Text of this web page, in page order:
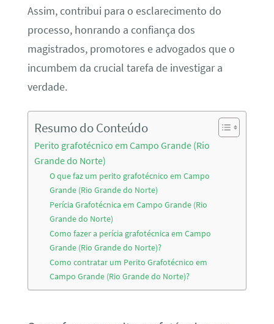
Assim, contribui para o esclarecimento do
processo, honrando a confiança dos
magistrados, promotores e advogados que o
incumbem da crucial tarefa de investigar a
verdade.
Resumo do Conteúdo
Perito grafotécnico em Campo Grande (Rio
Grande do Norte)
O que faz um perito grafotécnico em Campo
Grande (Rio Grande do Norte)
Perícia Grafotécnica em Campo Grande (Rio
Grande do Norte)
Como fazer a perícia grafotécnica em Campo
Grande (Rio Grande do Norte)?
Como contratar um Perito Grafotécnico em
Campo Grande (Rio Grande do Norte)?